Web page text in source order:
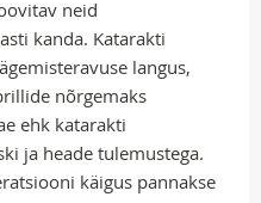
neid
kanda. Katarakti
langus,
nõrgemaks
ehk katarakti
ja heade tulemustega.
käigus pannakse